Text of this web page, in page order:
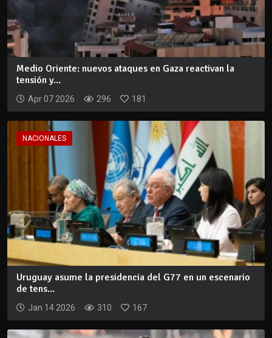
Medio Oriente: nuevos ataques en Gaza reactivan la
tensión y...
Apr 07 2026 296 181
NACIONALES
Uruguay asume la presidencia del G77 en un escenario
de tens...
Jan 14 2026 310 167